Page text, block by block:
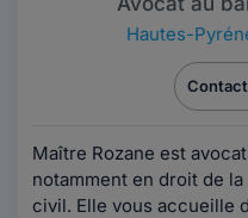
Hautes-
Maître Rozane est
notamment en droit de
civil. Elle vous accueille